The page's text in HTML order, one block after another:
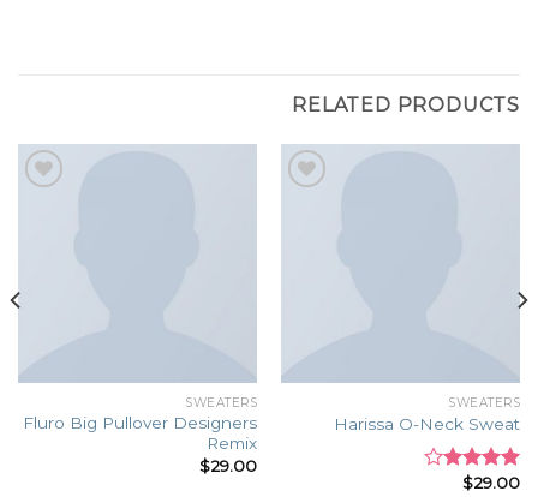
RELATED PRODUCTS
SWEATERS
Harissa O-Neck Sweat
Rated
$29.00
SWEATERS
Fluro Big Pullover Designers
Remix
$29.00